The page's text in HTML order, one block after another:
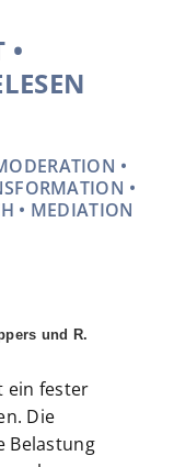
•
•
•
• MEDIATION
und R.
ein fester
Die
Belastung